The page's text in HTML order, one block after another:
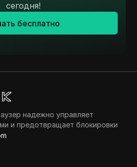
сегодня!
бесплатно
надежно управляет
и предотвращает блокировки